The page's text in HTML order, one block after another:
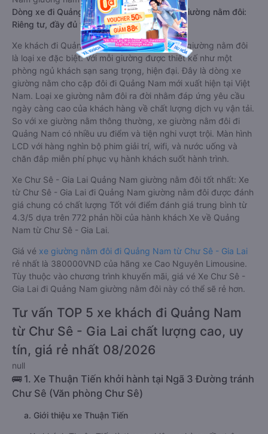
Dòng xe đi Quảng Nam từ Chư Sê - Gia Lai giường nằm đôi:
Riêng tư, đầy đủ tiện nghi
Xe khách đi Quảng Nam từ Chư Sê - Gia Lai giường nằm đôi
là loại xe đặc biệt. Với mỗi giường được thiết kế như một
phòng ngủ khách sạn sang trọng, hiện đại. Đây là dòng xe
giường nằm cho cặp đôi đi Quảng Nam mới xuất hiện tại Việt
Nam. Loại xe giường nằm đôi ra đời nhằm đáp ứng yêu cầu
ngày càng cao của khách hàng về chất lượng dịch vụ vận tải.
So với xe giường nằm thông thường, xe giường nằm đôi đi
Quảng Nam có nhiều ưu điểm và tiện nghi vượt trội. Màn hình
LCD với hàng nghìn bộ phim giải trí, wifi, và nước uống và
chăn đắp miễn phí phục vụ hành khách suốt hành trình.
Xe Chư Sê - Gia Lai Quảng Nam giường nằm đôi tốt nhất: Xe
từ Chư Sê - Gia Lai đi Quảng Nam giường nằm đôi được đánh
giá chung có chất lượng Tốt với điểm đánh giá trung bình từ
4.3/5 dựa trên 772 phản hồi của hành khách Xe về Quảng
Nam từ Chư Sê - Gia Lai.
Giá vé xe giường nằm đôi đi Quảng Nam từ Chư Sê - Gia Lai
rẻ nhất là 380000VND của hãng xe Cao Nguyên Limousine.
Tùy thuộc vào chương trình khuyến mãi, giá vé Xe Chư Sê -
Gia Lai đi Quảng Nam giường nằm đôi này có thể sẽ rẻ hơn.
Tư vấn TOP 5 xe khách đi Quảng Nam
từ Chư Sê - Gia Lai chất lượng cao, uy
tín, giá rẻ nhất 08/2026
null
🚌 1. Xe Thuận Tiến khởi hành tại Ngã 3 Đường tránh
Chư Sê (Văn phòng Chư Sê)
a. Giới thiệu xe Thuận Tiến